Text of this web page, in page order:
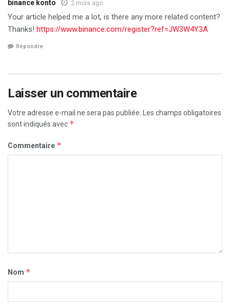
binance konto 2 mois ago
Your article helped me a lot, is there any more related content?
Thanks! https://www.binance.com/register?ref=JW3W4Y3A
Répondre
Laisser un commentaire
Votre adresse e-mail ne sera pas publiée.
Les champs obligatoires
sont indiqués avec *
Commentaire *
Nom *